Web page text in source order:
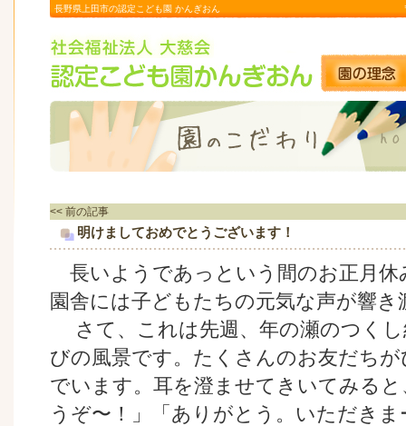
長野県上田市の認定こども園 かんぎおん
<< 前の記事
明けましておめでとうございます！
長いようであっという間のお正月休
園舎には子どもたちの元気な声が響
さて、これは先週、年の瀬のつく
びの風景です。たくさんのお友だち
でいます。耳を澄ませてきいてみる
うぞ〜！」「ありがとう。いただき